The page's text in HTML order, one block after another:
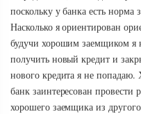
поскольку у банка есть норма
Насколько я ориентирован
будучи хорошим заемщиком
получить новый кредит и
нового кредита я не попадаю.
банк заинтересован провести
хорошего заемщика из